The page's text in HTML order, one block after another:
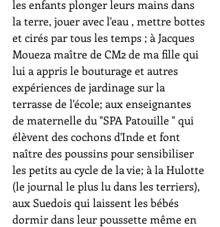
les enfants plonger leurs mains dans
la terre, jouer avec l'eau , mettre bottes
et cirés par tous les temps ; à Jacques
Moueza maître de CM2 de ma fille qui
lui a appris le bouturage et autres
expériences de jardinage sur la
terrasse de l'école; aux enseignantes
de maternelle du "SPA Patouille " qui
élèvent des cochons d'Inde et font
naître des poussins pour sensibiliser
les petits au cycle de la vie; à la Hulotte
(le journal le plus lu dans les terriers),
aux Suedois qui laissent les bébés
dormir dans leur poussette même en